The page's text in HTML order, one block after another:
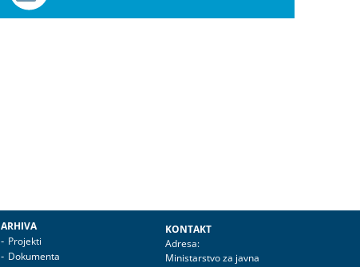
ARHIVA
Projekti
Dokumenta
KONTAKT
Adresa:
Ministarstvo za javna